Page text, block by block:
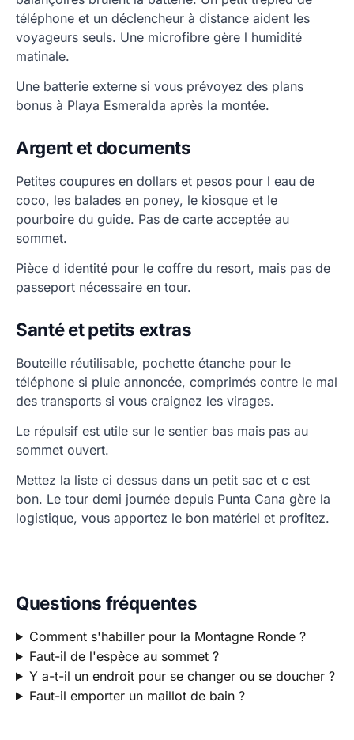
téléphone et un déclencheur à distance aident les
voyageurs seuls. Une microfibre gère l humidité
matinale.
Une batterie externe si vous prévoyez des plans
bonus à Playa Esmeralda après la montée.
Argent et documents
Petites coupures en dollars et pesos pour l eau de
coco, les balades en poney, le kiosque et le
pourboire du guide. Pas de carte acceptée au
sommet.
Pièce d identité pour le coffre du resort, mais pas de
passeport nécessaire en tour.
Santé et petits extras
Bouteille réutilisable, pochette étanche pour le
téléphone si pluie annoncée, comprimés contre le mal
des transports si vous craignez les virages.
Le répulsif est utile sur le sentier bas mais pas au
sommet ouvert.
Mettez la liste ci dessus dans un petit sac et c est
bon. Le tour demi journée depuis Punta Cana gère la
logistique, vous apportez le bon matériel et profitez.
Questions fréquentes
Comment s'habiller pour la Montagne Ronde ?
Faut-il de l'espèce au sommet ?
Y a-t-il un endroit pour se changer ou se doucher ?
Faut-il emporter un maillot de bain ?